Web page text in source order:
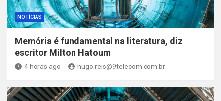
NOTÍCIAS
Memória é fundamental na literatura, diz
escritor Milton Hatoum
4 horas ago hugo.reis@9telecom.com.br